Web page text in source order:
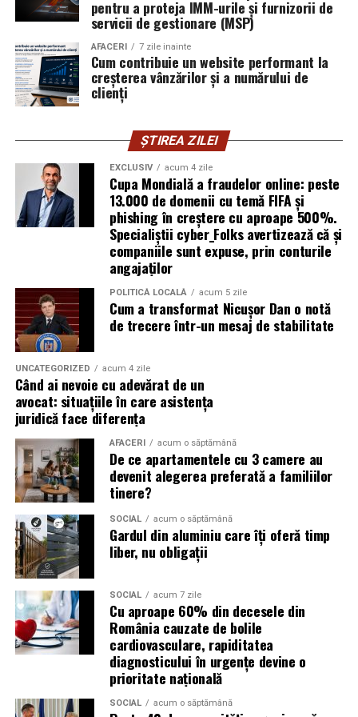
vigilența utilizatorului rămâne prima linie de apărare”,
explică Horațiu Șimon, Chief Technology Officer
cyber_Folks România.
Subiectul a fost semnalat și de FBI, care a inclus în
informările din ultima lună amenințările asociate
operațiuni de dezinformare.
Avertismentele publice s-au concentrat în principal
asupra fanilor și infrastructurii orașelor gazdă, însă
specialiștii atrag atenția că firmele pot fi afectate
inclusiv atunci când nu au nicio legătură directă cu
industria sportului, turismului sau vânzarea de bilete.
Atacurile sunt mai eficiente în contextul
evenimentelor globale
Campaniile de phishing asociate evenimentelor
importante profită de interesul public ridicat, de
presiunea timpului și de teama utilizatorilor că ar putea
pierde o ofertă sau o oportunitate. Mesajele care anunță
ultimele bilete disponibile, acces limitat la o transmisie
sau câștigarea unui premiu pot determina utilizatorii să
reacționeze înainte de a verifica sursa.
Turneul se încheie pe 19 iulie, iar specialiștii anticipează
o intensificare a activității frauduloase în perioada
finalei. Printre cele mai utilizate pretexte se numără
transmisiunile pirat, biletele revândute, pariurile,
tombolele, concursurile și falsele oferte de călătorie.
Pentru a răspunde riscurilor tot mai complexe,
cyber_Folks a lansat la finalul lunii iunie robo_Folks,
primul asistent AI integrat într-un panou de hosting
din România. Acesta poate efectua, la cererea
utilizatorului, un audit al securității site-ului, care
include verificarea certificatelor SSL, a configurărilor
pentru a proteja IMM-urile și furnizorii de
servicii de gestionare (MSP)
AFACERI 7 zile inainte
Cum contribuie un website performant la
creșterea vânzărilor și a numărului de
clienți
ȘTIREA ZILEI
EXCLUSIV acum 4 zile
Cupa Mondială a fraudelor online: peste
13.000 de domenii cu temă FIFA și
phishing în creștere cu aproape 500%.
Specialiștii cyber_Folks avertizează că și
companiile sunt expuse, prin conturile
angajaților
POLITICĂ LOCALĂ acum 5 zile
Cum a transformat Nicușor Dan o notă
de trecere într-un mesaj de stabilitate
UNCATEGORIZED acum 4 zile
Când ai nevoie cu adevărat de un
avocat: situațiile în care asistența
juridică face diferența
AFACERI acum o săptămână
De ce apartamentele cu 3 camere au
devenit alegerea preferată a familiilor
tinere?
SOCIAL acum o săptămână
Gardul din aluminiu care îți oferă timp
liber, nu obligații
SOCIAL acum 7 zile
Cu aproape 60% din decesele din
România cauzate de bolile
cardiovasculare, rapiditatea
diagnosticului în urgențe devine o
prioritate națională
SOCIAL acum o săptămână